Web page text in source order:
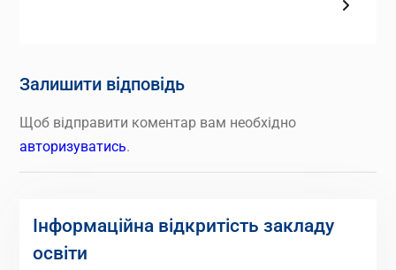
Залишити відповідь
Щоб відправити коментар вам необхідно
авторизуватись.
Інформаційна відкритість закладу
освіти